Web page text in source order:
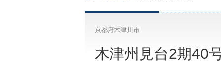
京都府木津川市
木津州見台2期40